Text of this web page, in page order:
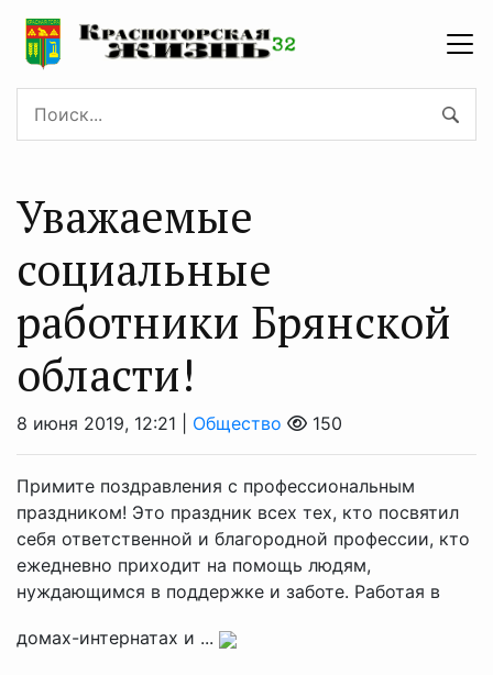
Уважаемые
социальные
работники Брянской
области!
8 июня 2019, 12:21 | Общество 150
Примите поздравления с профессиональным
праздником! Это праздник всех тех, кто посвятил
себя ответственной и благородной профессии, кто
ежедневно приходит на помощь людям,
нуждающимся в поддержке и заботе. Работая в
домах-интернатах и ...